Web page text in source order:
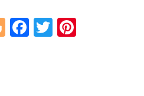
Blogger
Facebook
Twitter